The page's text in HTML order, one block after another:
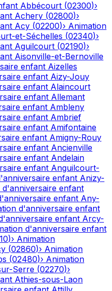
Abbécourt (02300)›
Achery (02800)›
Acy (02200)› Animation
et-Séchelles (02340)›
Aguilcourt (02190)›
Aisonville-et-Bernoville
enfant Aizelles
enfant Aizy-Jouy
enfant Alaincourt
enfant Allemant
enfant Ambleny
enfant Ambrief
enfant Amifontaine
enfant Amigny-Rouy
enfant Ancienville
enfant Andelain
enfant Anguilcourt-
enfant Anizy-
d'anniversaire enfant
enfant Any-
d'anniversaire enfant
enfant Arcy-
d'anniversaire enfant
)› Animation
(02860)› Animation
(02480)› Animation
Serre (02270)›
Athies-sous-Laon